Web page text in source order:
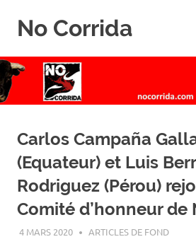
No Corrida
de
la
corrida
Carlos Campaña
(Equateur) et Luis
Rodriguez (Pérou)
Comité d’honneur de
4 MARS 2020 ROGER LAHANA
ARTICLES DE FOND